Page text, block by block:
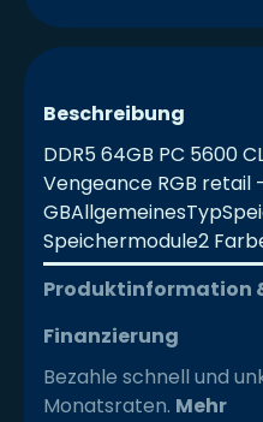
Beschreibung
DDR5 64GB PC 5600
Vengeance RGB retail
Speichermodule2
Produktinformation
Finanzierung
Bezahle schnell und
Monatsraten. Mehr